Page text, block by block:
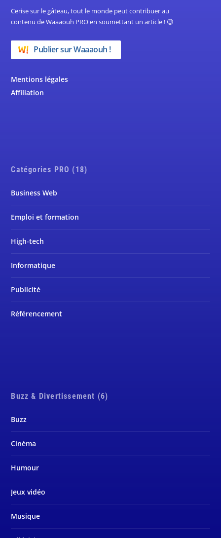
Cerise sur le gâteau, tout le monde peut contribuer au
contenu de Waaaouh PRO en soumettant un article ! 😉
Publier sur Waaaouh !
Mentions légales
Affiliation
Catégories PRO (18)
Business Web
Emploi et formation
High-tech
Informatique
Publicité
Référencement
Buzz & Divertissement (6)
Buzz
Cinéma
Humour
Jeux vidéo
Musique